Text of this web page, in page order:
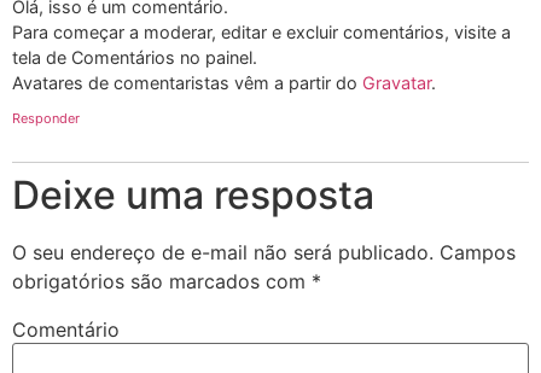
Olá, isso é um comentário.
Para começar a moderar, editar e excluir comentários, visite a
tela de Comentários no painel.
Avatares de comentaristas vêm a partir do Gravatar.
Responder
Deixe uma resposta
O seu endereço de e-mail não será publicado. Campos
obrigatórios são marcados com *
Comentário